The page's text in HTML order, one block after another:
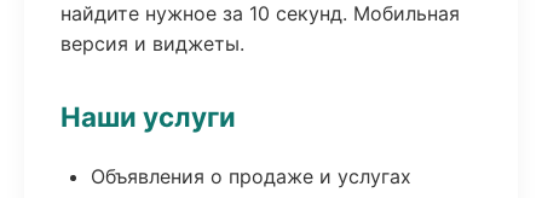
найдите нужное за 10 секунд. Мобильная
версия и виджеты.
Наши услуги
Объявления о продаже и услугах